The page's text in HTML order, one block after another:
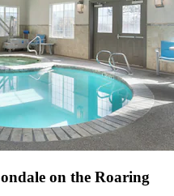
on the Roaring